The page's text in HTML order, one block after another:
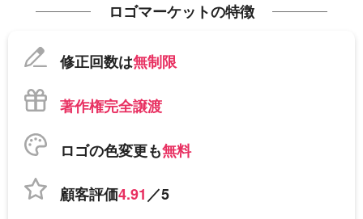
ロゴマーケットの特徴
修正回数は無制限
著作権完全譲渡
ロゴの色変更も無料
顧客評価4.91／5